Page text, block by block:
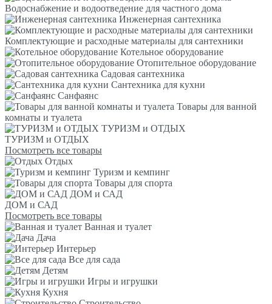
Водоснабжение и водоотведение для частного дома
Инженерная сантехника
Комплектующие и расходные материалы для сантехники
Котельное оборудование
Отопительное оборудование
Садовая сантехника
Сантехника для кухни
Санфаянс
Товары для ванной
комнаты и туалета
ТУРИЗМ и ОТДЫХ
ТУРИЗМ и ОТДЫХ
Посмотреть все товары
Отдых
Туризм и кемпинг
Товары для спорта
ДОМ и САД
ДОМ и САД
Посмотреть все товары
Ванная и туалет
Дача
Интерьер
Все для сада
Детям
Игры и игрушки
Кухня